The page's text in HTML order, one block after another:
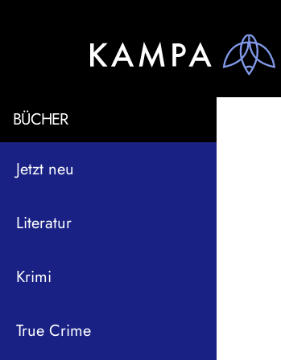
BÜCHER
Jetzt neu
Literatur
Krimi
True Crime